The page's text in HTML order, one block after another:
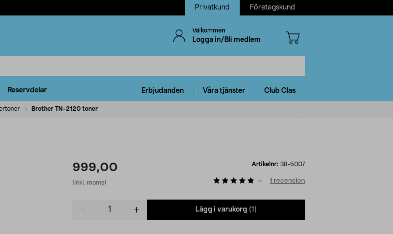
Privatkund Företagskund
Välkommen
Logga in/Bli medlem
Reservdelar Erbjudanden Våra tjänster Club Clas
Brother TN-2120 toner
999,00
(inkl. moms)
Artikelnr: 38-5007
1 recension
Lägg i varukorg (1)